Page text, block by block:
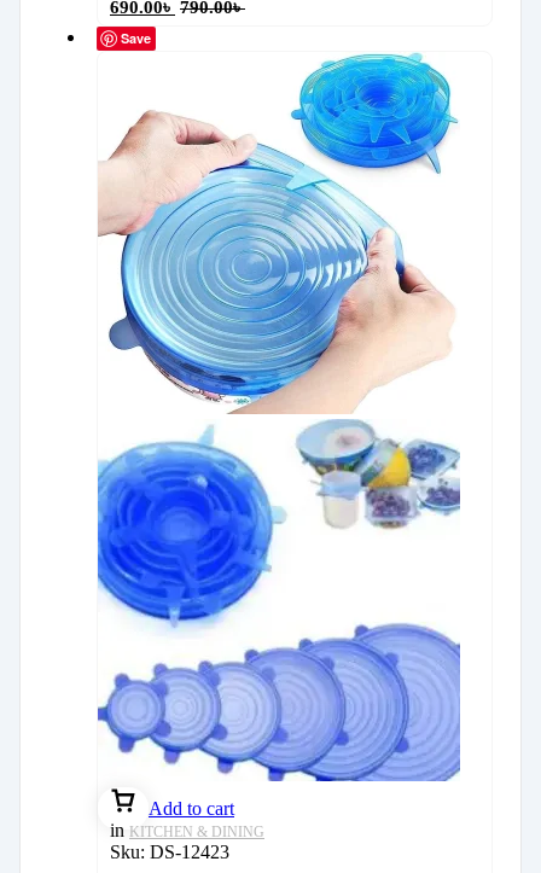
690.00৳ 790.00৳
Save
Add to cart
in KITCHEN & DINING
Sku: DS-12423